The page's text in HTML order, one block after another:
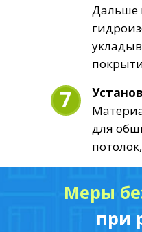
Дальше
для
7
Меры
при